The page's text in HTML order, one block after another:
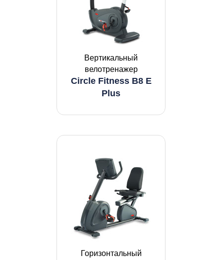
Вертикальный
велотренажер
Circle Fitness B8 E
Plus
Горизонтальный